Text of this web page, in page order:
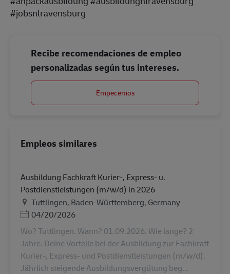
#jobsnlravensburg
Recibe recomendaciones de empleo
personalizadas según tus intereses.
Empecemos
Empleos similares
Ausbildung Fachkraft Kurier-, Express- u.
Postdienstleistungen (m/w/d) in 2026
Ubicación
Tuttlingen, Baden-Württemberg, Germany
Posted Date
04/20/2026
Wo? Tuttlingen. Wann? 01.09.2026. Wie lange? 2
Jahre. Deine Vorteile bei der Ausbildung zur Fachkraft
Kurier-, Express- und Postdienstleistungen (m/w/d).
Jährlich steigende Ausbildungsvergütung beg...